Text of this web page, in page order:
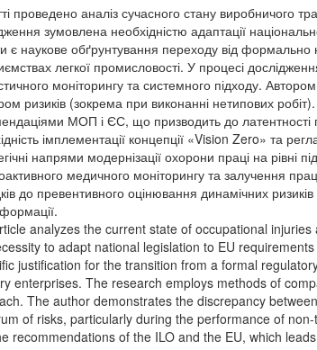
проведено аналіз сучасного стану виробничого
зумовлена необхідністю адаптації
є наукове обґрунтування переходу від формально
легкої промисловості. У процесі
моніторингу та системного підходу.
ризиків (зокрема при виконанні нетипових
МОП і ЄС, що призводить до латентності
імплементації концепції «Vision Zero» та
напрями модернізації охорони праці на
медичного моніторингу та залучення
до превентивного оцінювання динамічних
analyzes the current state of occupational
to adapt national legislation to EU
justification for the transition from a formal
enterprises. The research employs methods of
The author demonstrates the discrepancy
of risks, particularly during the performance of
recommendations of the ILO and the EU, which